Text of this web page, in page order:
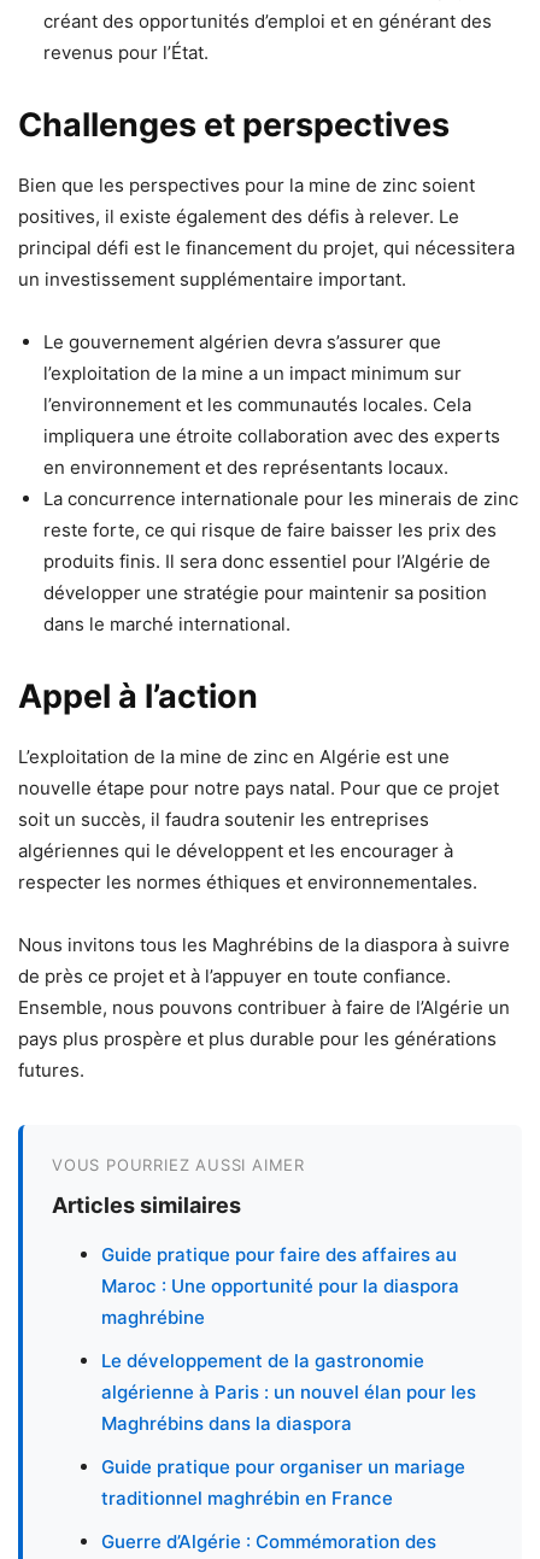
créant des opportunités d’emploi et en générant des
revenus pour l’État.
Challenges et perspectives
Bien que les perspectives pour la mine de zinc soient
positives, il existe également des défis à relever. Le
principal défi est le financement du projet, qui nécessitera
un investissement supplémentaire important.
Le gouvernement algérien devra s’assurer que
l’exploitation de la mine a un impact minimum sur
l’environnement et les communautés locales. Cela
impliquera une étroite collaboration avec des experts
en environnement et des représentants locaux.
La concurrence internationale pour les minerais de zinc
reste forte, ce qui risque de faire baisser les prix des
produits finis. Il sera donc essentiel pour l’Algérie de
développer une stratégie pour maintenir sa position
dans le marché international.
Appel à l’action
L’exploitation de la mine de zinc en Algérie est une
nouvelle étape pour notre pays natal. Pour que ce projet
soit un succès, il faudra soutenir les entreprises
algériennes qui le développent et les encourager à
respecter les normes éthiques et environnementales.
Nous invitons tous les Maghrébins de la diaspora à suivre
de près ce projet et à l’appuyer en toute confiance.
Ensemble, nous pouvons contribuer à faire de l’Algérie un
pays plus prospère et plus durable pour les générations
futures.
VOUS POURRIEZ AUSSI AIMER
Articles similaires
Guide pratique pour faire des affaires au
Maroc : Une opportunité pour la diaspora
maghrébine
Le développement de la gastronomie
algérienne à Paris : un nouvel élan pour les
Maghrébins dans la diaspora
Guide pratique pour organiser un mariage
traditionnel maghrébin en France
Guerre d’Algérie : Commémoration des